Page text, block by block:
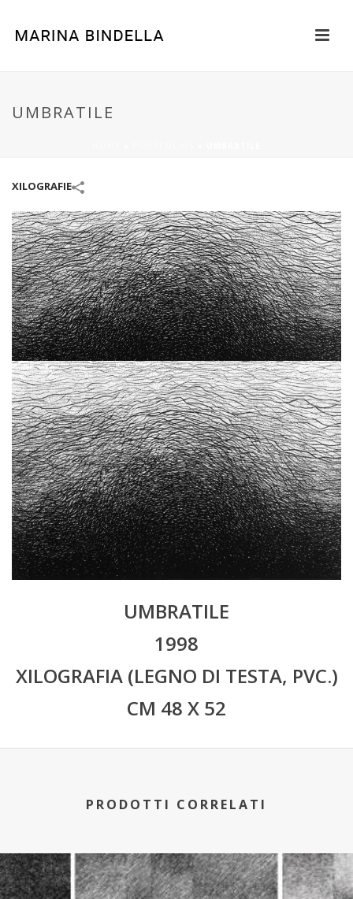
UMBRATILE
XILOGRAFIE
UMBRATILE
1998
XILOGRAFIA (LEGNO DI TESTA, PVC.)
CM 48 X 52
PRODOTTI CORRELATI